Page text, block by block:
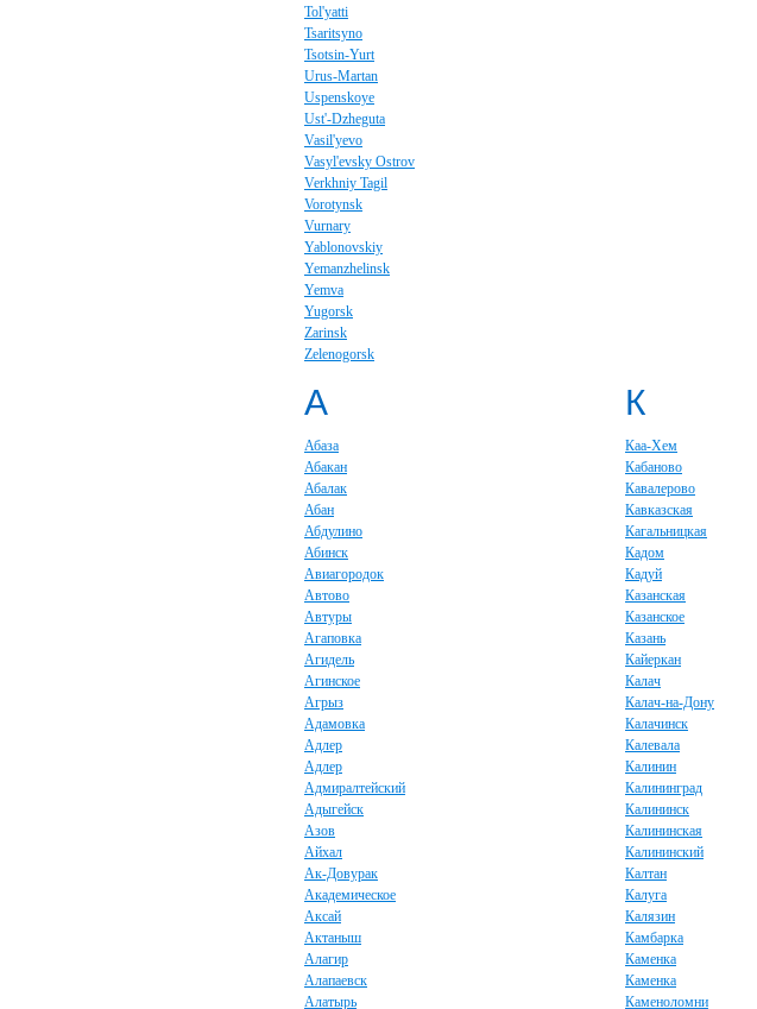
Tol'yatti
Tsaritsyno
Tsotsin-Yurt
Urus-Martan
Uspenskoye
Ust'-Dzheguta
Vasil'yevo
Vasyl'evsky Ostrov
Verkhniy Tagil
Vorotynsk
Vurnary
Yablonovskiy
Yemanzhelinsk
Yemva
Yugorsk
Zarinsk
Zelenogorsk
А
Абаза
Абакан
Абалак
Абан
Абдулино
Абинск
Авиагородок
Автово
Автуры
Агаповка
Агидель
Агинское
Агрыз
Адамовка
Адлер
Адлер
Адмиралтейский
Адыгейск
Азов
Айхал
Ак-Довурак
Академическое
Аксай
Актаныш
Алагир
Алапаевск
Алатырь
К
Каа-Хем
Кабаново
Кавалерово
Кавказская
Кагальницкая
Кадом
Кадуй
Казанская
Казанское
Казань
Кайеркан
Калач
Калач-на-Дону
Калачинск
Калевала
Калинин
Калининград
Калининск
Калининская
Калининский
Калтан
Калуга
Калязин
Камбарка
Каменка
Каменка
Каменоломни